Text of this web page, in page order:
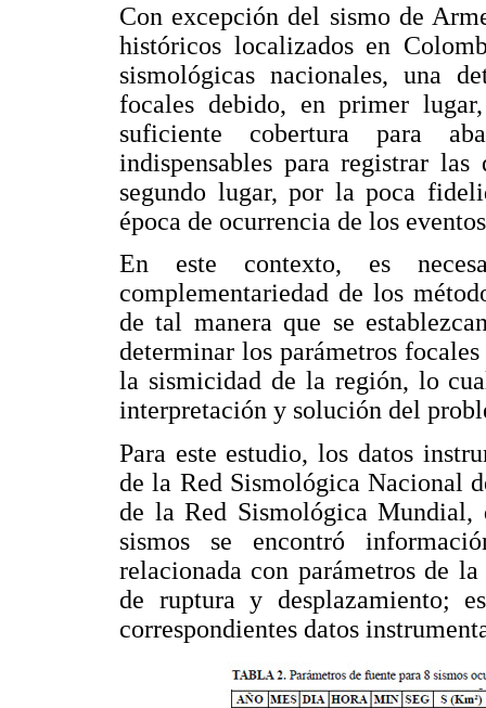
Con excepción del sismo de
históricos localizados en
sismológicas nacionales, una
focales debido, en primer
suficiente cobertura para
indispensables para registrar
segundo lugar, por la poca
época de ocurrencia de los
En este contexto, es
complementariedad de los
de tal manera que se
determinar los parámetros
la sismicidad de la región, lo
interpretación y solución del
Para este estudio, los datos
de la Red Sismológica Nacional
de la Red Sismológica Mundial,
sismos se encontró
relacionada con parámetros de
de ruptura y desplazamiento;
correspondientes datos